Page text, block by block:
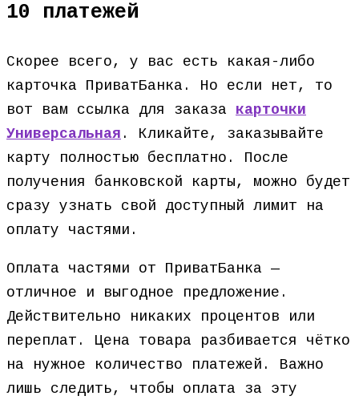
10 платежей
Скорее всего, у вас есть какая-либо
карточка ПриватБанка. Но если нет, то
вот вам ссылка для заказа карточки
Универсальная . Кликайте, заказывайте
карту полностью бесплатно. После
получения банковской карты, можно будет
сразу узнать свой доступный лимит на
оплату частями.
Оплата частями от ПриватБанка —
отличное и выгодное предложение.
Действительно никаких процентов или
переплат. Цена товара разбивается чётко
на нужное количество платежей. Важно
лишь следить, чтобы оплата за эту